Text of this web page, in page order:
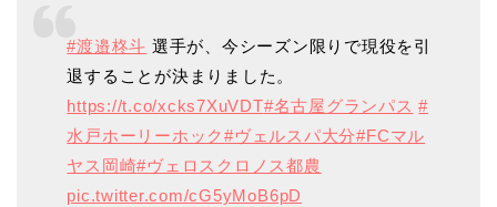
#渡邉柊斗 選手が、今シーズン限りで現役を引
退することが決まりました。
https://t.co/xcks7XuVDT#名古屋グランパス #
水戸ホーリーホック#ヴェルスパ大分#FCマル
ヤス岡崎#ヴェロスクロノス都農
pic.twitter.com/cG5yMoB6pD